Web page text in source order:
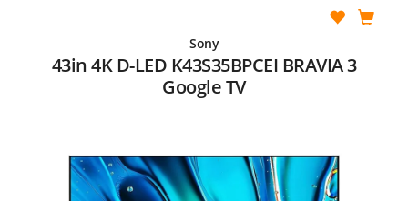
Sony
43in 4K D-LED K43S35BPCEI BRAVIA 3
Google TV